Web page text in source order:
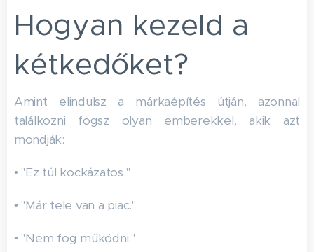
Hogyan kezeld a
kétkedőket?
Amint elindulsz a márkaépítés útján, azonnal
találkozni fogsz olyan emberekkel, akik azt
mondják:
• "Ez túl kockázatos."
• "Már tele van a piac."
• "Nem fog működni."